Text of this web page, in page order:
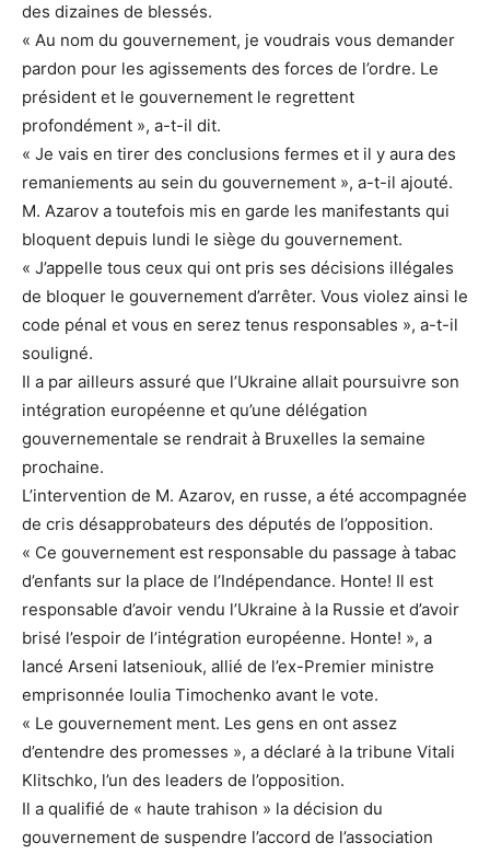
des dizaines de blessés.
« Au nom du gouvernement, je voudrais vous demander
pardon pour les agissements des forces de l’ordre. Le
président et le gouvernement le regrettent
profondément », a-t-il dit.
« Je vais en tirer des conclusions fermes et il y aura des
remaniements au sein du gouvernement », a-t-il ajouté.
M. Azarov a toutefois mis en garde les manifestants qui
bloquent depuis lundi le siège du gouvernement.
« J’appelle tous ceux qui ont pris ses décisions illégales
de bloquer le gouvernement d’arrêter. Vous violez ainsi le
code pénal et vous en serez tenus responsables », a-t-il
souligné.
Il a par ailleurs assuré que l’Ukraine allait poursuivre son
intégration européenne et qu’une délégation
gouvernementale se rendrait à Bruxelles la semaine
prochaine.
L’intervention de M. Azarov, en russe, a été accompagnée
de cris désapprobateurs des députés de l’opposition.
« Ce gouvernement est responsable du passage à tabac
d’enfants sur la place de l’Indépendance. Honte! Il est
responsable d’avoir vendu l’Ukraine à la Russie et d’avoir
brisé l’espoir de l’intégration européenne. Honte! », a
lancé Arseni Iatseniouk, allié de l’ex-Premier ministre
emprisonnée Ioulia Timochenko avant le vote.
« Le gouvernement ment. Les gens en ont assez
d’entendre des promesses », a déclaré à la tribune Vitali
Klitschko, l’un des leaders de l’opposition.
Il a qualifié de « haute trahison » la décision du
gouvernement de suspendre l’accord de l’association